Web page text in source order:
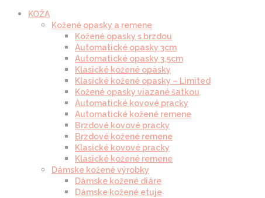
KOŽA
Kožené opasky a remene
Kožené opasky s brzdou
Automatické opasky 3cm
Automatické opasky 3.5cm
Klasické kožené opasky
Klasické kožené opasky – Limited
Kožené opasky viazané šatkou
Automatické kovové pracky
Automatické kožené remene
Brzdové kovové pracky
Brzdové kožené remene
Klasické kovové pracky
Klasické kožené remene
Dámske kožené výrobky
Dámske kožené diáre
Dámske kožené etuje